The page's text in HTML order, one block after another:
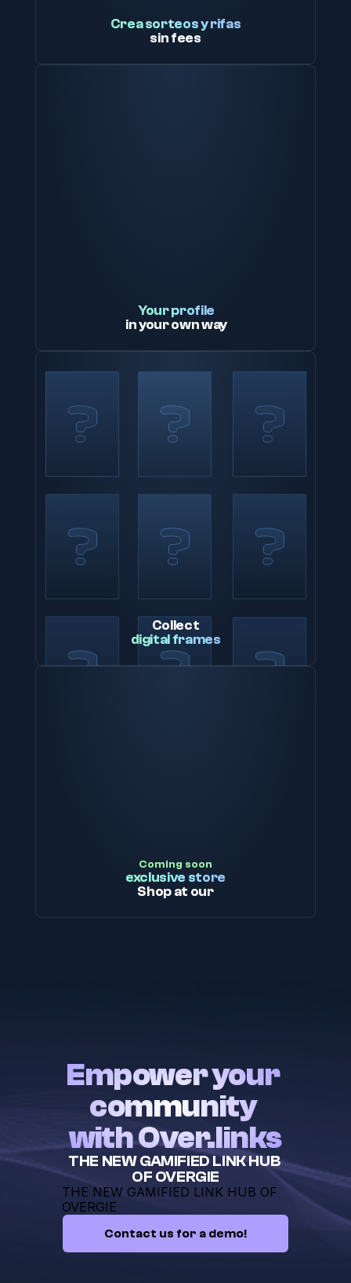
Coming soon
exclusive store
Shop at our
Collect
digital frames
Your profile
in your own way
Crea sorteos y rifas
sin fees
Empower your
community
with Over.links
THE NEW GAMIFIED LINK HUB
OF OVERGIE
THE NEW GAMIFIED LINK HUB OF
OVERGIE
Contact us for a demo!